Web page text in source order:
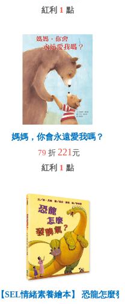
紅利 1 點
媽媽，你會永遠愛我嗎？
79 折 221 元
紅利 1 點
【SEL情緒素養繪本】 恐龍怎麼